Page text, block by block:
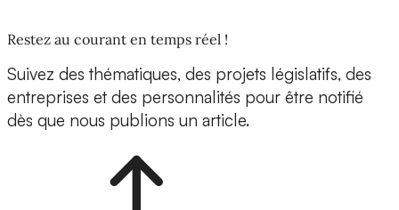
Restez au courant en temps réel !
Suivez des thématiques, des projets législatifs, des
entreprises et des personnalités pour être notifié
dès que nous publions un article.